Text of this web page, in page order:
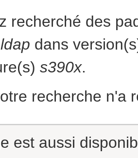
recherché des
dans
s390x.
recherche n'a
est aussi